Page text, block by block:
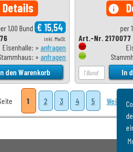
Details
1,00 Bund € 15,54
inkl. MwSt.
Eisenhalle: » anfragen
» anfragen
info
per
Art.-Nr. 2170077
1 2 3 4 5 Weiter